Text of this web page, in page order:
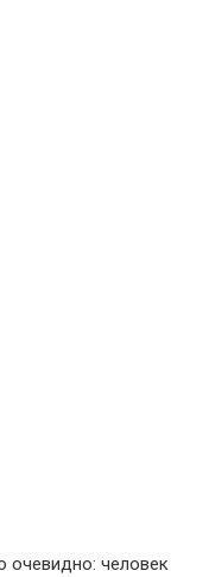
очевидно: человек